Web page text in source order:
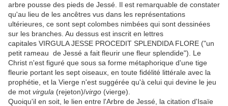
arbre pousse des pieds de Jessé. Il est remarquable de constater
qu'au lieu de les ancêtres vus dans les représentations
ultérieures, ce sont sept colombes nimbées qui sont dessinées
sur les branches. Au dessus est inscrit en lettres
capitales VIRGULA JESSE PROCEDIT SPLENDIDA FLORE ("un
petit rameau de Jessé a fait fleurir une fleur splendide"). Le
Christ n'est figuré que sous sa forme métaphorique d'une tige
fleurie portant les sept oiseaux, en toute fidélité littérale avec la
prophétie, et la Vierge n'est suggérée qu'à celui qui devine le jeu
de mot virgula (rejeton)/virgo (vierge).
Quoiqu'il en soit, le lien entre l'Arbre de Jessé, la citation d'Isaïe